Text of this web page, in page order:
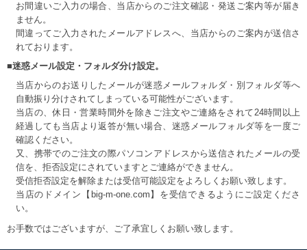
お間違いご入力の場合、当店からのご注文確認・発送ご案内等が届き
ません。
間違ってご入力されたメールアドレスへ、当店からのご案内が送信さ
れております。
■迷惑メール設定・フォルダ分け設定。
当店からのお送りしたメールが迷惑メールフォルダ・別フォルダ等へ
自動振り分けされてしまっている可能性がございます。
当店の、休日・営業時間外を除きご注文やご連絡をされて24時間以上
経過しても当店より返答が無い場合、迷惑メールフォルダ等を一度ご
確認ください。
又、携帯でのご注文の際パソコンアドレスから送信されたメールの受
信を、拒否設定にされていますとご連絡ができません。
受信拒否設定を解除または受信可能設定をよろしくお願い致します。
当店のドメイン【big-m-one.com】を受信できるようにご設定くださ
い。
お手数ではございますが、ご了承宜しくお願い致します。